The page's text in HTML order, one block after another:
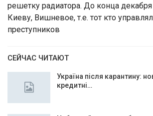
решетку радиатора. До конца
Киеву, Вишневое, т.е. тот кто
преступников
СЕЙЧАС ЧИТАЮТ
Україна після карантину:
кредитні…